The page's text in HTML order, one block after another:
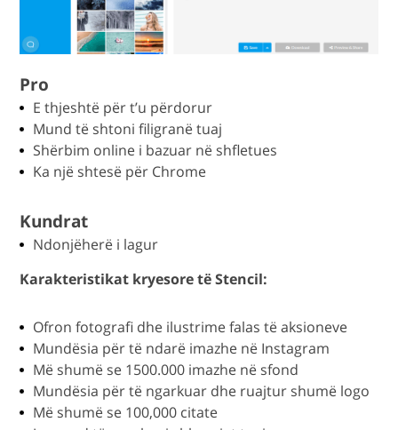
Pro
E thjeshtë për t’u përdorur
Mund të shtoni filigranë tuaj
Shërbim online i bazuar në shfletues
Ka një shtesë për Chrome
Kundrat
Ndonjëherë i lagur
Karakteristikat kryesore të Stencil:
Ofron fotografi dhe ilustrime falas të aksioneve
Mundësia për të ndarë imazhe në Instagram
Më shumë se 1500.000 imazhe në sfond
Mundësia për të ngarkuar dhe ruajtur shumë logo
Më shumë se 100,000 citate